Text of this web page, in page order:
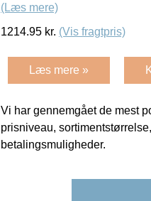
(Læs mere)
1214.95 kr. (Vis fragtpris)
Læs mere »
Vi har gennemgået de mest
prisniveau,
betalingsmuligheder.